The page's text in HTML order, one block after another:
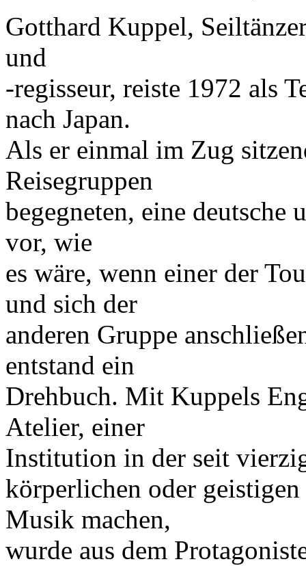
Gotthard Kuppel,
und
-regisseur, reiste 1972 als
nach Japan.
Als er einmal im Zug
Reisegruppen
begegneten, eine deutsche
vor, wie
es wäre, wenn einer der
und sich der
anderen Gruppe
entstand ein
Drehbuch. Mit Kuppels
Atelier, einer
Institution in der seit
körperlichen oder
Musik machen,
wurde aus dem